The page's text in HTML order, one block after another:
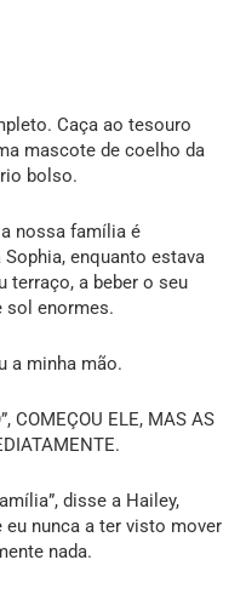
Caça ao tesouro
mascote de coelho da
bolso.
nossa família é
enquanto estava
terraço, a beber o seu
sol enormes.
a minha mão.
COMEÇOU ELE, MAS AS
disse a Hailey,
nunca a ter visto mover
nada.